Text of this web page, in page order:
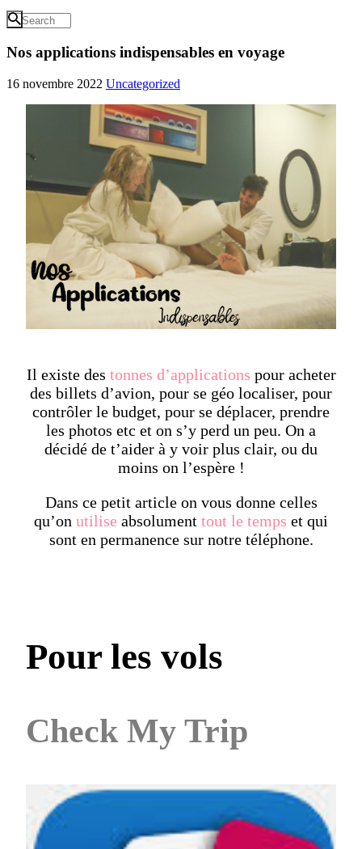
Nos applications indispensables en voyage
16 novembre 2022 Uncategorized
Il existe des tonnes d’applications pour acheter
des billets d’avion, pour se géo localiser, pour
contrôler le budget, pour se déplacer, prendre
les photos etc et on s’y perd un peu. On a
décidé de t’aider à y voir plus clair, ou du
moins on l’espère !
Dans ce petit article on vous donne celles
qu’on utilise absolument tout le temps et qui
sont en permanence sur notre téléphone.
Pour les vols
Check My Trip